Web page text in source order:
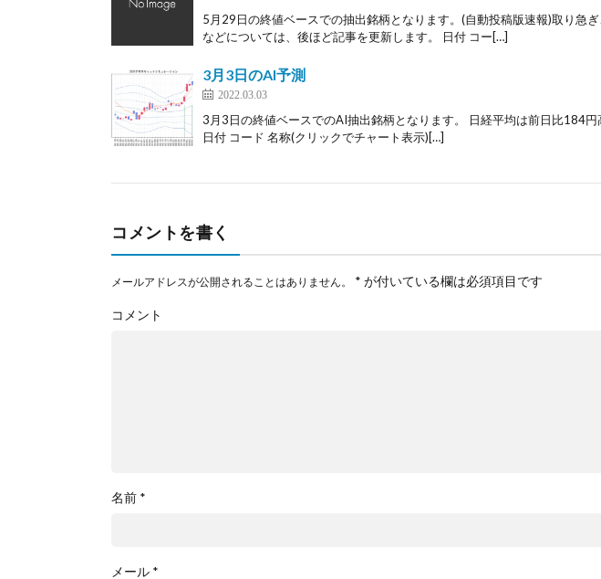
5月29日の終値ベースでの抽出銘柄となります。(自動投稿版速報)取り急
などについては、後ほど記事を更新します。 日付 コー[…]
3月3日のAI予測
2022.03.03
3月3日の終値ベースでのAI抽出銘柄となります。 日経平均は前日比184円
日付 コード 名称(クリックでチャート表示)[…]
コメントを書く
メールアドレスが公開されることはありません。 * が付いている欄は必須項目です
コメント
名前 *
メール *